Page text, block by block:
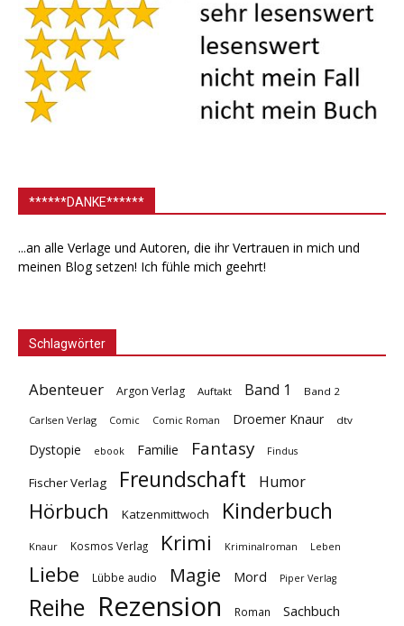
******DANKE******
...an alle Verlage und Autoren, die ihr Vertrauen in mich und
meinen Blog setzen! Ich fühle mich geehrt!
Schlagwörter
Abenteuer Argon Verlag Auftakt Band 1 Band 2
Carlsen Verlag Comic Comic Roman Droemer Knaur dtv
Dystopie ebook Familie Fantasy Findus
Fischer Verlag Freundschaft Humor
Hörbuch Katzenmittwoch Kinderbuch
Knaur Kosmos Verlag Krimi Kriminalroman Leben
Liebe Lübbe audio Magie Mord Piper Verlag
Reihe Rezension Roman Sachbuch